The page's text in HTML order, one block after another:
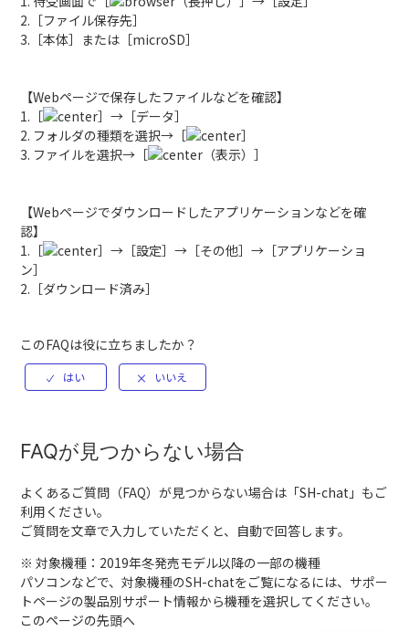
2.［ファイル保存先］
3.［本体］または［microSD］
【Webページで保存したファイルなどを確認】
1.［
］→［データ］
2. フォルダの種類を選択→［
］
3. ファイルを選択→［
（表示）］
【Webページでダウンロードしたアプリケーションなどを確
認】
1.［
］→［設定］→［その他］→［アプリケーショ
ン］
2.［ダウンロード済み］
このFAQは役に立ちましたか？
FAQが見つからない場合
よくあるご質問（FAQ）が見つからない場合は「SH-chat 」もご
利用ください。
ご質問を文章で入力していただくと、自動で回答します。
※ 対象機種：2019年冬発売モデル以降の一部の機種
パソコンなどで、対象機種のSH-chatをご覧になるには、サポー
トページの製品別サポート情報から機種を選択してください。
このページの先頭へ